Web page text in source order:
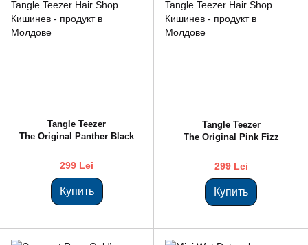
Tangle Teezer
The Original Panther Black
299 Lei
Купить
Tangle Teezer
The Original Pink Fizz
299 Lei
Купить